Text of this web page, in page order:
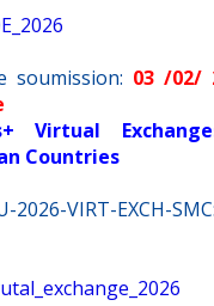
soumission: 03 /02/
Virtual
Countries
2026-VIRT-EXCH-SMC: